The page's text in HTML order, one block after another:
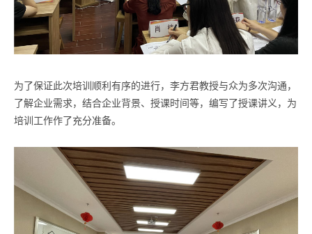
为了保证此次培训顺利有序的进行，李方君教授与众为多次沟通，
了解企业需求，结合企业背景、授课时间等，编写了授课讲义，为
培训工作作了充分准备。